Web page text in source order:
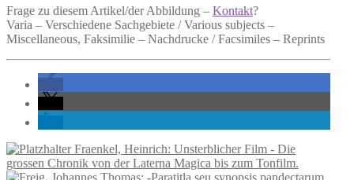
Frage zu diesem Artikel/der Abbildung – Kontakt?
Varia – Verschiedene Sachgebiete / Various subjects –
Miscellaneous, Faksimilie – Nachdrucke / Facsimiles – Reprints
Fraenkel, Heinrich: Unsterblicher Film - Die
grossen Chronik von der Laterna Magica bis zum Tonfilm.